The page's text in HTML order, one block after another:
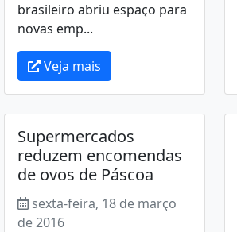
brasileiro abriu espaço para
novas emp...
Veja mais
Supermercados
reduzem encomendas
de ovos de Páscoa
sexta-feira, 18 de março
de 2016